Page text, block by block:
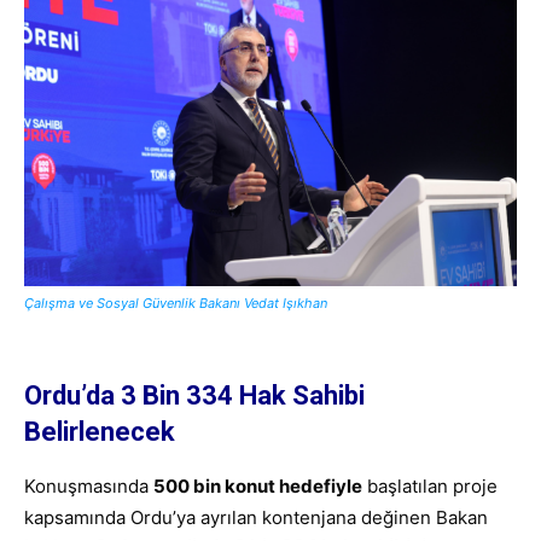
Çalışma ve Sosyal Güvenlik Bakanı Vedat Işıkhan
Ordu’da 3 Bin 334 Hak Sahibi
Belirlenecek
Konuşmasında 500 bin konut hedefiyle başlatılan proje
kapsamında Ordu’ya ayrılan kontenjana değinen Bakan